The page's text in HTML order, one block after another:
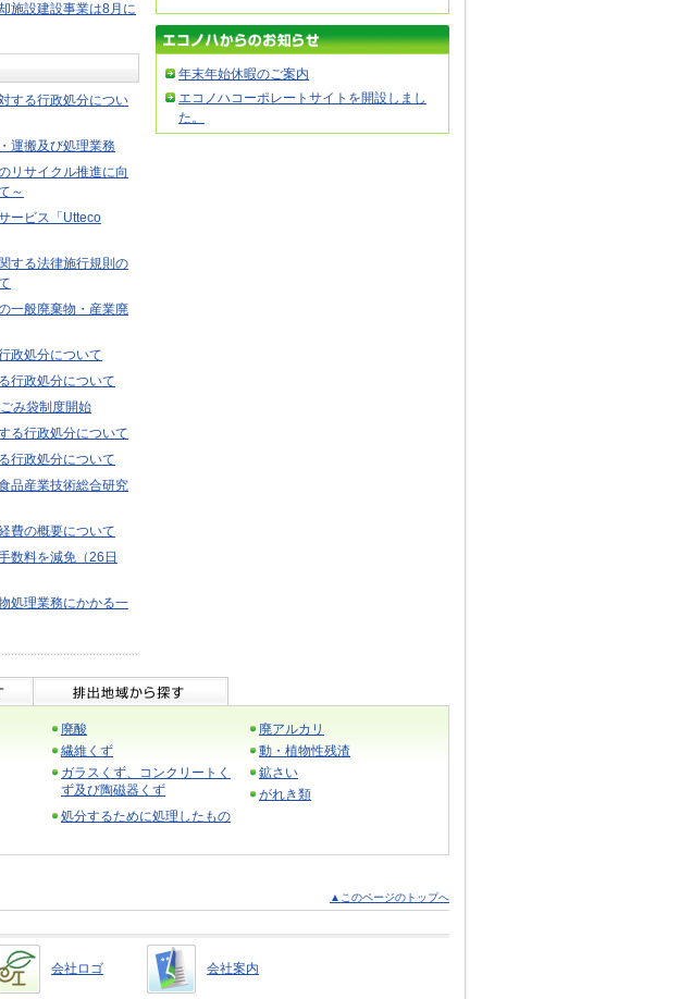
施設建設事業は8月に
する行政処分につい
運搬及び処理業務
リサイクル推進に向
～
ービス「Utteco
する法律施行規則の
一般廃棄物・産業廃
政処分について
行政処分について
み袋制度開始
る行政処分について
行政処分について
品産業技術総合研究
費の概要について
料を減免（26日
処理業務にかかる一
年末年始休暇のご案内
エコノハコーポレートサイトを開設しまし
た。
廃酸
廃アルカリ
繊維くず
動・植物性残渣
ガラスくず、コンクリートく
ず及び陶磁器くず
鉱さい
がれき類
処分するために処理したもの
▲このページのトップへ
会社ロゴ 会社案内